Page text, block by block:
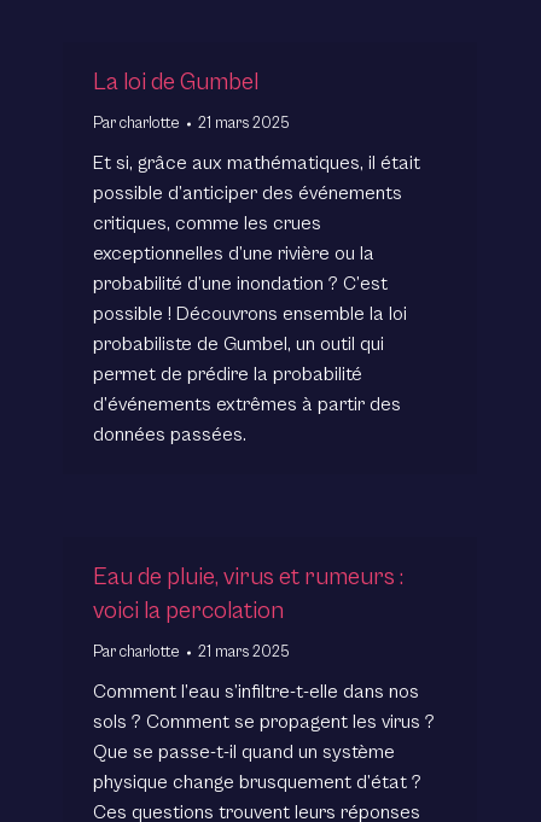
La loi de Gumbel
Par charlotte 21 mars 2025
Et si, grâce aux mathématiques, il était
possible d’anticiper des événements
critiques, comme les crues
exceptionnelles d’une rivière ou la
probabilité d’une inondation ? C’est
possible ! Découvrons ensemble la loi
probabiliste de Gumbel, un outil qui
permet de prédire la probabilité
d’événements extrêmes à partir des
données passées.
Eau de pluie, virus et rumeurs :
voici la percolation
Par charlotte 21 mars 2025
Comment l’eau s’infiltre-t-elle dans nos
sols ? Comment se propagent les virus ?
Que se passe-t-il quand un système
physique change brusquement d’état ?
Ces questions trouvent leurs réponses